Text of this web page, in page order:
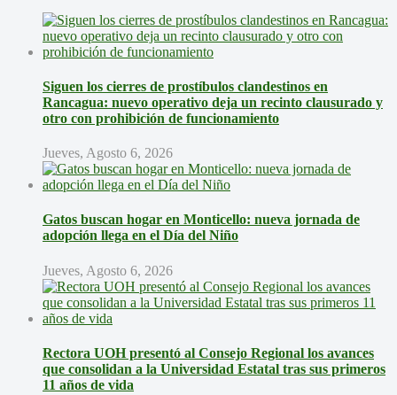
Siguen los cierres de prostíbulos clandestinos en
Rancagua: nuevo operativo deja un recinto clausurado y
otro con prohibición de funcionamiento
Jueves, Agosto 6, 2026
Gatos buscan hogar en Monticello: nueva jornada de
adopción llega en el Día del Niño
Jueves, Agosto 6, 2026
Rectora UOH presentó al Consejo Regional los avances
que consolidan a la Universidad Estatal tras sus primeros
11 años de vida